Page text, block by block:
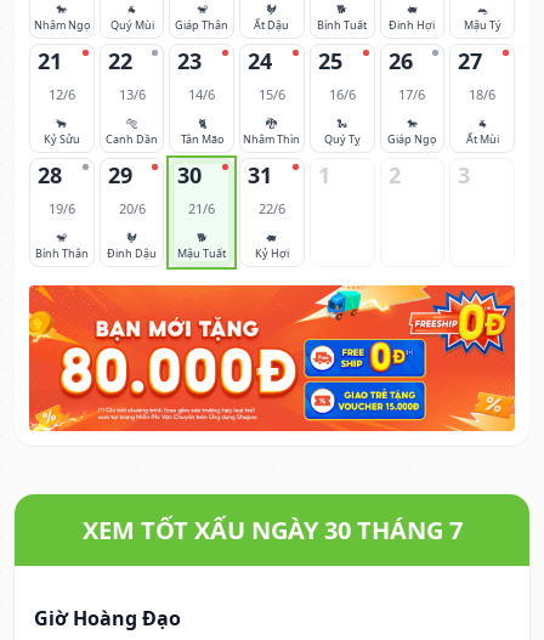
🐎
Nhâm Ngọ
🐐
Quý Mùi
🐒
Giáp Thân
🐓
Ất Dậu
🐕
Bính Tuất
🐖
Đinh Hợi
🐀
Mậu Tý
21
12/6
🐂
Kỷ Sửu
22
13/6
🐅
Canh Dần
23
14/6
🐈
Tân Mão
24
15/6
🐉
Nhâm Thìn
25
16/6
🐍
Quý Tỵ
26
17/6
🐎
Giáp Ngọ
27
18/6
🐐
Ất Mùi
28
19/6
🐒
Bính Thân
29
20/6
🐓
Đinh Dậu
30
21/6
🐕
Mậu Tuất
31
22/6
🐖
Kỷ Hợi
1 2 3
XEM TỐT XẤU NGÀY 30 THÁNG 7
Giờ Hoàng Đạo